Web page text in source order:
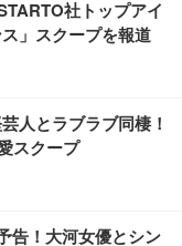
社トップアイ
」スクープを報道
人とラブラブ同棲！
スクープ
告！大河女優とシン